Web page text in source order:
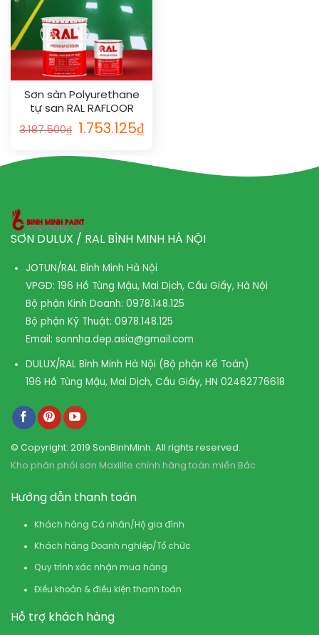
Sơn sàn Polyurethane
tự san RAL RAFLOOR
SHIELD SL 1032
3.187.500₫ 1.753.125₫
SƠN DULUX / RAL BÌNH MINH HÀ NỘI
JOTUN/RAL Bình Minh Hà Nội
VPGD: 196 Hồ Tùng Mậu, Mai Dịch, Cầu Giấy, Hà Nội
Bộ phận Kinh Doanh: 0978.148.125
Bộ phận Kỹ Thuật: 0978.148.125
Email: sonnha.dep.asia@gmail.com
DULUX/RAL Bình Minh Hà Nội (Bộ phận Kế Toán)
196 Hồ Tùng Mậu, Mai Dịch, Cầu Giấy, HN 02462776618
© Copyright: 2019 SonBinhMinh. All rights reserved.
Kho phân phối sơn Maxilite chính hãng toàn miền Bắc
Hướng dẫn thanh toán
Khách hàng Cá nhân/Hộ gia đình
Khách hàng Doanh nghiệp/Tổ chức
Quy trình xác nhận mua hàng
Điều khoản & điều kiện thanh toán
Hỗ trợ khách hàng